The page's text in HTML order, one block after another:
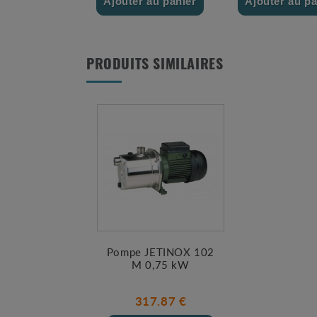
PRODUITS SIMILAIRES
Pompe JETINOX 102
M 0,75 kW
317.87 €